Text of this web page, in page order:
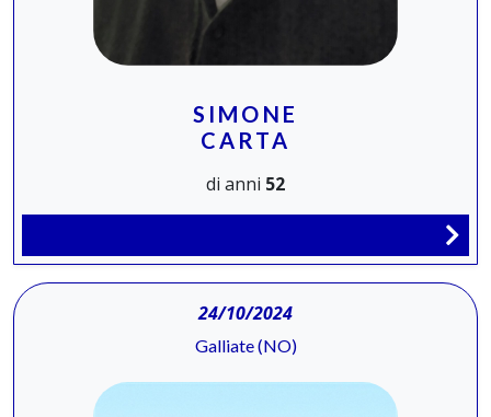
SIMONE
CARTA
di anni 52
24/10/2024
Galliate (NO)